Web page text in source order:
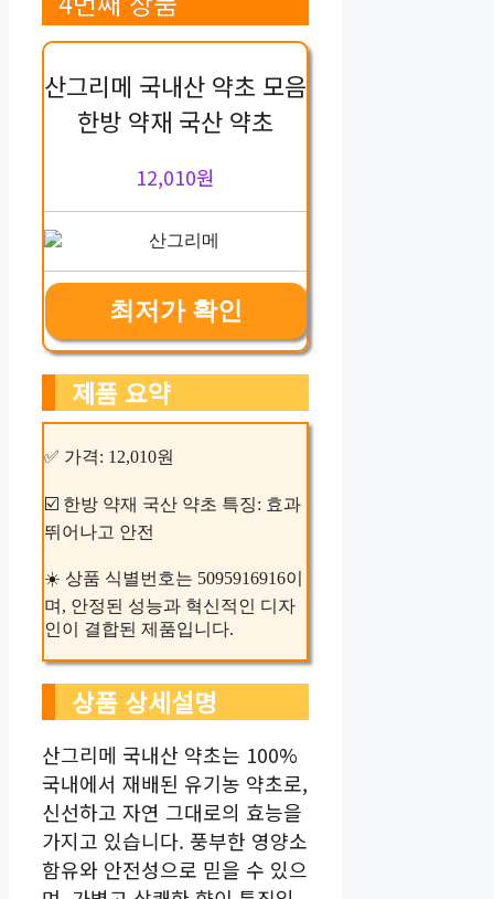
산그리메 국내산 약초 모음
한방 약재 국산 약초
12,010원
최저가 확인
제품 요약
✅ 가격: 12,010원
☑️ 한방 약재 국산 약초 특징: 효과
뛰어나고 안전
☀️ 상품 식별번호는 5095916916이
며, 안정된 성능과 혁신적인 디자
인이 결합된 제품입니다.
상품 상세설명
산그리메 국내산 약초는 100%
국내에서 재배된 유기농 약초로,
신선하고 자연 그대로의 효능을
가지고 있습니다. 풍부한 영양소
함유와 안전성으로 믿을 수 있으